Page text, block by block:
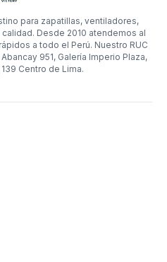
para zapatillas, ventiladores,
Desde 2010 atendemos al
a todo el Perú. Nuestro RUC
951, Galería Imperio Plaza,
139 Centro de Lima.